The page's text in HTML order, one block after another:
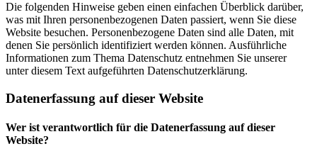
Die folgenden Hinweise geben einen einfachen Überblick darüber,
was mit Ihren personenbezogenen Daten passiert, wenn Sie diese
Website besuchen. Personenbezogene Daten sind alle Daten, mit
denen Sie persönlich identifiziert werden können. Ausführliche
Informationen zum Thema Datenschutz entnehmen Sie unserer
unter diesem Text aufgeführten Datenschutzerklärung.
Datenerfassung auf dieser Website
Wer ist verantwortlich für die Datenerfassung auf dieser
Website?